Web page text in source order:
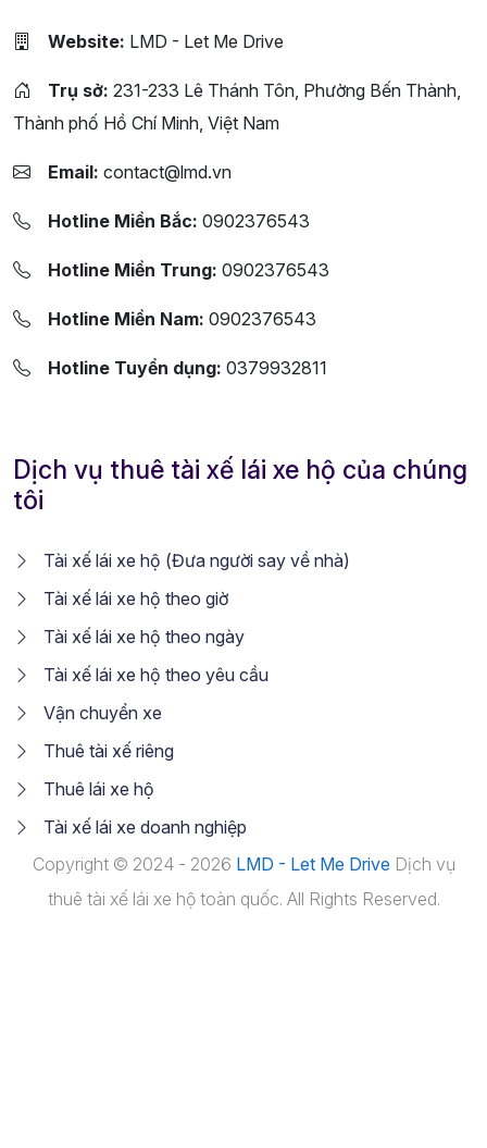
Website: LMD - Let Me Drive
Trụ sở: 231-233 Lê Thánh Tôn, Phường Bến Thành,
Thành phố Hồ Chí Minh, Việt Nam
Email: contact@lmd.vn
Hotline Miền Bắc: 0902376543
Hotline Miền Trung: 0902376543
Hotline Miền Nam: 0902376543
Hotline Tuyển dụng: 0379932811
Dịch vụ thuê tài xế lái xe hộ của chúng
tôi
Tài xế lái xe hộ (Đưa người say về nhà)
Tài xế lái xe hộ theo giờ
Tài xế lái xe hộ theo ngày
Tài xế lái xe hộ theo yêu cầu
Vận chuyển xe
Thuê tài xế riêng
Thuê lái xe hộ
Tài xế lái xe doanh nghiệp
Copyright © 2024 - 2026 LMD - Let Me Drive Dịch vụ
thuê tài xế lái xe hộ toàn quốc. All Rights Reserved.